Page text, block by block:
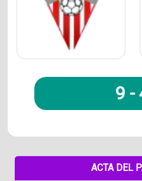
9 -
ACTA DEL